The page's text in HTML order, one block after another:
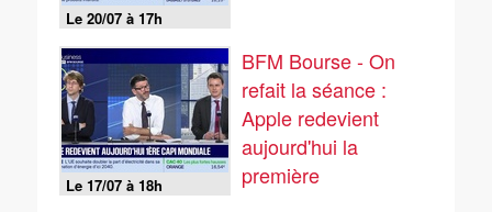
Le 20/07 à 17h
Le 17/07 à 18h
BFM Bourse - On
refait la séance :
Apple redevient
aujourd'hui la
première